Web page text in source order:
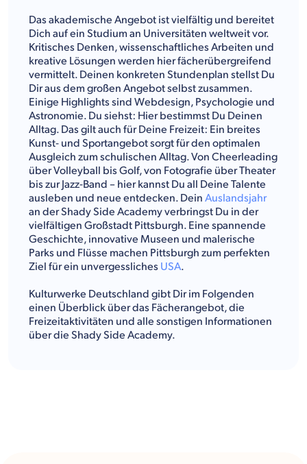
Das akademische Angebot ist vielfältig und bereitet
Dich auf ein Studium an Universitäten weltweit vor.
Kritisches Denken, wissenschaftliches Arbeiten und
kreative Lösungen werden hier fächerübergreifend
vermittelt. Deinen konkreten Stundenplan stellst Du
Dir aus dem großen Angebot selbst zusammen.
Einige Highlights sind Webdesign, Psychologie und
Astronomie. Du siehst: Hier bestimmst Du Deinen
Alltag. Das gilt auch für Deine Freizeit: Ein breites
Kunst- und Sportangebot sorgt für den optimalen
Ausgleich zum schulischen Alltag. Von Cheerleading
über Volleyball bis Golf, von Fotografie über Theater
bis zur Jazz-Band – hier kannst Du all Deine Talente
ausleben und neue entdecken. Dein Auslandsjahr
an der Shady Side Academy verbringst Du in der
vielfältigen Großstadt Pittsburgh. Eine spannende
Geschichte, innovative Museen und malerische
Parks und Flüsse machen Pittsburgh zum perfekten
Ziel für ein unvergessliches USA.
Kulturwerke Deutschland gibt Dir im Folgenden
einen Überblick über das Fächerangebot, die
Freizeitaktivitäten und alle sonstigen Informationen
über die Shady Side Academy.